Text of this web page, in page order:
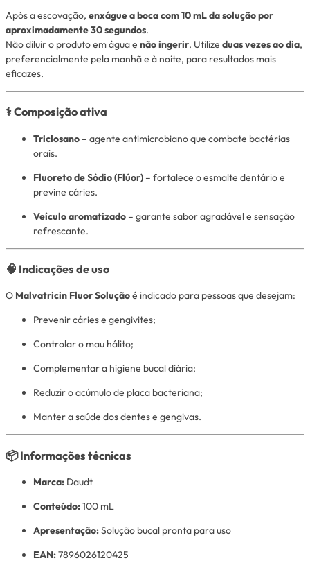
Após a escovação, enxágue a boca com 10 mL da solução por
aproximadamente 30 segundos.
Não diluir o produto em água e não ingerir. Utilize duas vezes ao dia,
preferencialmente pela manhã e à noite, para resultados mais
eficazes.
⚕️Composição ativa
Triclosano – agente antimicrobiano que combate bactérias
orais.
Fluoreto de Sódio (Flúor) – fortalece o esmalte dentário e
previne cáries.
Veículo aromatizado – garante sabor agradável e sensação
refrescante.
🧠 Indicações de uso
O Malvatricin Fluor Soluçãoé indicado para pessoas que desejam:
Prevenir cáries e gengivites;
Controlar o mau hálito;
Complementar a higiene bucal diária;
Reduzir o acúmulo de placa bacteriana;
Manter a saúde dos dentes e gengivas.
📦Informações técnicas
Marca: Daudt
Conteúdo:100 mL
Apresentação:Solução bucal pronta para uso
EAN:7896026120425